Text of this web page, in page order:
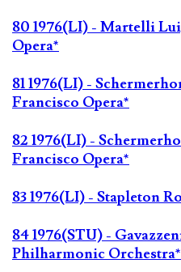
80 1976(LI) - Martelli
Opera*
81 1976(LI) -
Francisco Opera*
82 1976(LI) -
Francisco Opera*
83 1976(LI) - Stapleton
84 1976(STU) -
Philharmonic Orchestra*